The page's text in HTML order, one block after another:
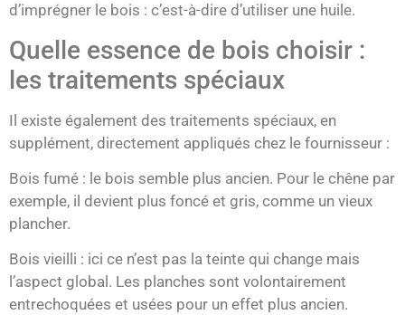
d’imprégner le bois : c’est-à-dire d’utiliser une huile.
Quelle essence de bois choisir :
les traitements spéciaux
Il existe également des traitements spéciaux, en
supplément, directement appliqués chez le fournisseur :
Bois fumé : le bois semble plus ancien. Pour le chêne par
exemple, il devient plus foncé et gris, comme un vieux
plancher.
Bois vieilli : ici ce n’est pas la teinte qui change mais
l’aspect global. Les planches sont volontairement
entrechoquées et usées pour un effet plus ancien.